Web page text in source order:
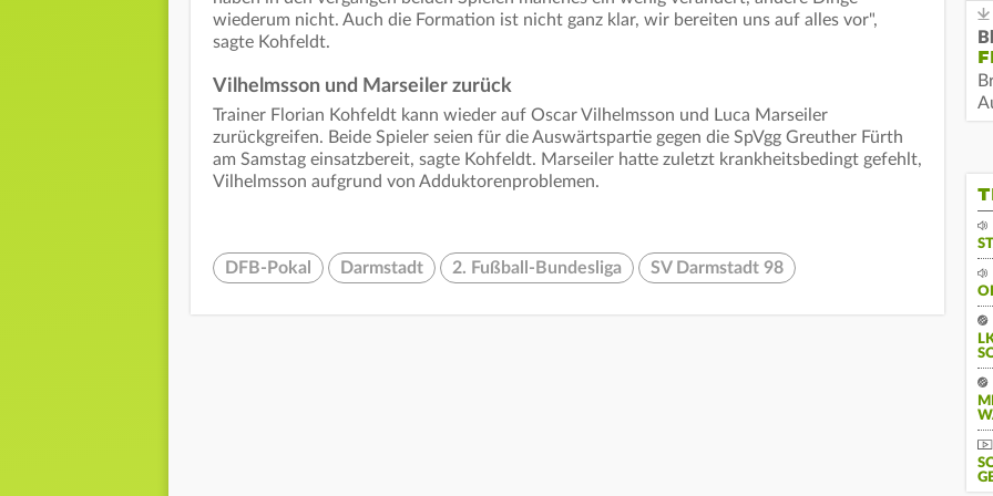
wiederum nicht. Auch die Formation ist nicht ganz klar, wir bereiten uns auf alles vor",
sagte Kohfeldt.
Vilhelmsson und Marseiler zurück
Trainer Florian Kohfeldt kann wieder auf Oscar Vilhelmsson und Luca Marseiler
zurückgreifen. Beide Spieler seien für die Auswärtspartie gegen die SpVgg Greuther Fürth
am Samstag einsatzbereit, sagte Kohfeldt. Marseiler hatte zuletzt krankheitsbedingt gefehlt,
Vilhelmsson aufgrund von Adduktorenproblemen.
DFB-Pokal Darmstadt 2. Fußball-Bundesliga SV Darmstadt 98